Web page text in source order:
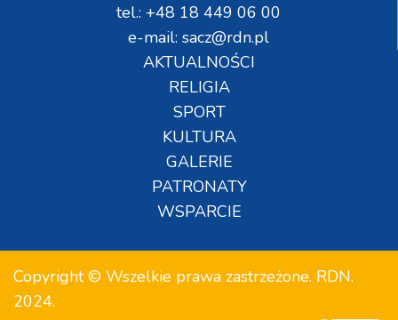
tel.: +48 18 449 06 00
e-mail: sacz@rdn.pl
AKTUALNOŚCI
RELIGIA
SPORT
KULTURA
GALERIE
PATRONATY
WSPARCIE
Copyright © Wszelkie prawa zastrzeżone. RDN.
2024.